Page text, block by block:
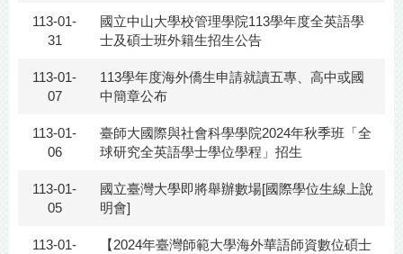
113-01-
31
國立中山大學校管理學院113學年度全英語學
士及碩士班外籍生招生公告
113-01-
07
113學年度海外僑生申請就讀五專、高中或國
中簡章公布
113-01-
06
臺師大國際與社會科學學院2024年秋季班「全
球研究全英語學士學位學程」招生
113-01-
05
國立臺灣大學即將舉辦數場[國際學位生線上說
明會]
113-01-
【2024年臺灣師範大學海外華語師資數位碩士